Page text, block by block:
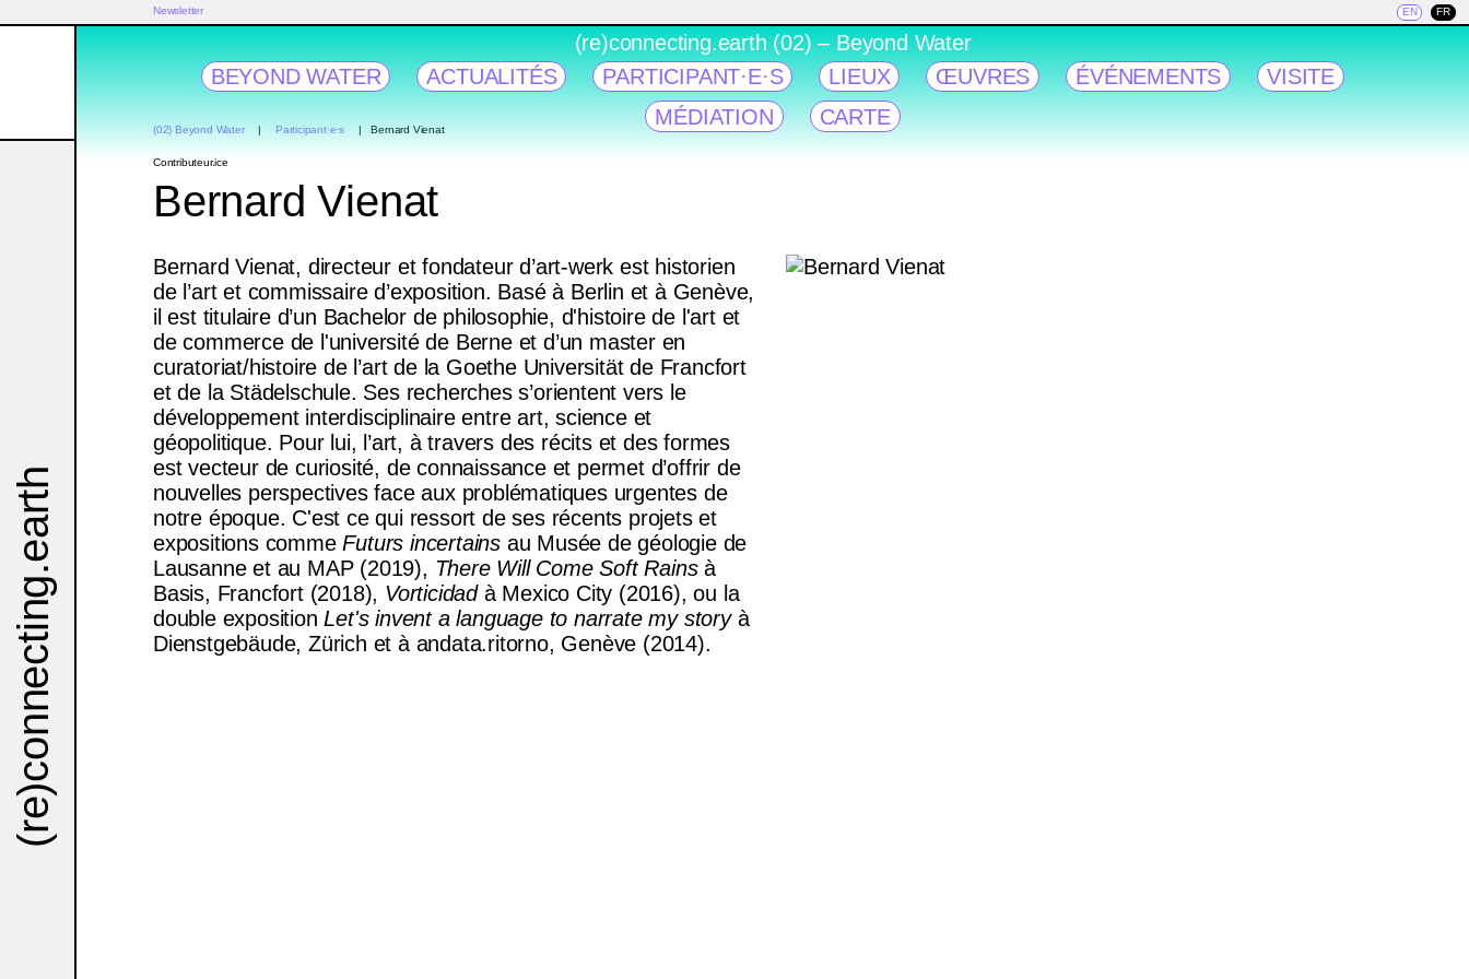
Newsletter EN FR
(re)connecting
.earth
(02) Beyond Water Participant·e·s Bernard Vienat
(re)connecting.earth (02) – Beyond Water
BEYOND WATER
ACTUALITÉS PARTICIPANT·E·S LIEUX ŒUVRES ÉVÉNEMENTS
VISITE
MÉDIATION
CARTE
Contributeur.ice
Bernard Vienat
Bernard Vienat, directeur et fondateur d’art-werk est historien
de l’art et commissaire d’exposition. Basé à Berlin et à Genève,
il est titulaire d’un Bachelor de philosophie, d'histoire de l'art et
de commerce de l'université de Berne et d’un master en
curatoriat/histoire de l’art de la Goethe Universität de Francfort
et de la Städelschule. Ses recherches s’orientent vers le
développement interdisciplinaire entre art, science et
géopolitique. Pour lui, l’art, à travers des récits et des formes
est vecteur de curiosité, de connaissance et permet d’offrir de
nouvelles perspectives face aux problématiques urgentes de
notre époque. C'est ce qui ressort de ses récents projets et
expositions commeFuturs incertains au Musée de géologie de
Lausanne et au MAP (2019), There Will Come Soft Rainsà
Basis, Francfort (2018), Vorticidadà Mexico City (2016), ou la
double expositionLet's invent a language to narrate my storyà
Dienstgebäude, Zürich et à andata.ritorno, Genève (2014).